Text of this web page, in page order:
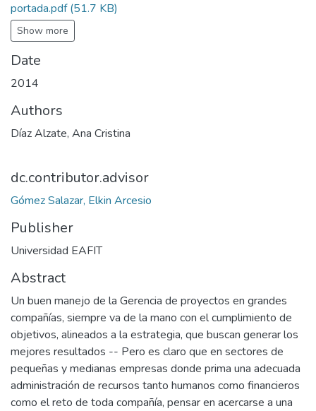
portada.pdf(51.7 KB)
Show more
Date
2014
Authors
Díaz Alzate, Ana Cristina
dc.contributor.advisor
Gómez Salazar, Elkin Arcesio
Publisher
Universidad EAFIT
Abstract
Un buen manejo de la Gerencia de proyectos en grandes
compañías, siempre va de la mano con el cumplimiento de
objetivos, alineados a la estrategia, que buscan generar los
mejores resultados -- Pero es claro que en sectores de
pequeñas y medianas empresas donde prima una adecuada
administración de recursos tanto humanos como financieros
como el reto de toda compañía, pensar en acercarse a una